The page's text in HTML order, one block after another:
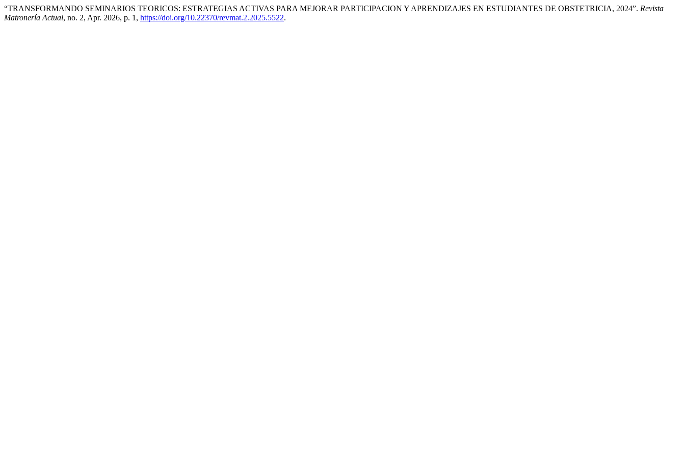
“TRANSFORMANDO SEMINARIOS TEORICOS: ESTRATEGIAS ACTIVAS PARA MEJORAR PARTICIPACION Y APRENDIZAJES EN ESTUDIANTES DE OBSTETRICIA, 2024”. Revista
Matronería Actual, no. 2, Apr. 2026, p. 1, https://doi.org/10.22370/revmat.2.2025.5522.